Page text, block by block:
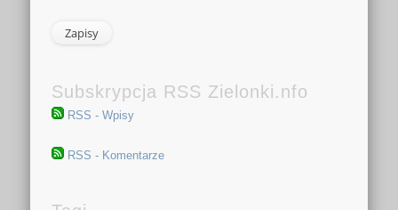
Subskrypcja RSS Zielonki.nfo
RSS - Wpisy
RSS - Komentarze